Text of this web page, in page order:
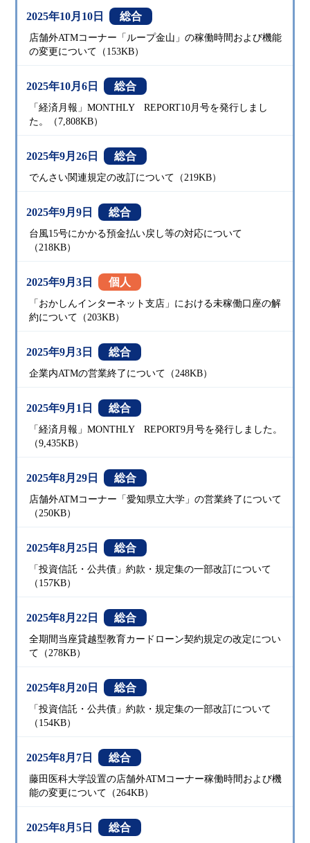
2025年10月10日 総合
店舗外ATMコーナー「ループ金山」の稼働時間および機能
の変更について（153KB）
2025年10月6日 総合
「経済月報」MONTHLY REPORT10月号を発行しまし
た。（7,808KB）
2025年9月26日 総合
でんさい関連規定の改訂について（219KB）
2025年9月9日 総合
台風15号にかかる預金払い戻し等の対応について
（218KB）
2025年9月3日 個人
「おかしんインターネット支店」における未稼働口座の解
約について（203KB）
2025年9月3日 総合
企業内ATMの営業終了について（248KB）
2025年9月1日 総合
「経済月報」MONTHLY REPORT9月号を発行しました。
（9,435KB）
2025年8月29日 総合
店舗外ATMコーナー「愛知県立大学」の営業終了について
（250KB）
2025年8月25日 総合
「投資信託・公共債」約款・規定集の一部改訂について
（157KB）
2025年8月22日 総合
全期間当座貸越型教育カードローン契約規定の改定につい
て（278KB）
2025年8月20日 総合
「投資信託・公共債」約款・規定集の一部改訂について
（154KB）
2025年8月7日 総合
藤田医科大学設置の店舗外ATMコーナー稼働時間および機
能の変更について（264KB）
2025年8月5日 総合